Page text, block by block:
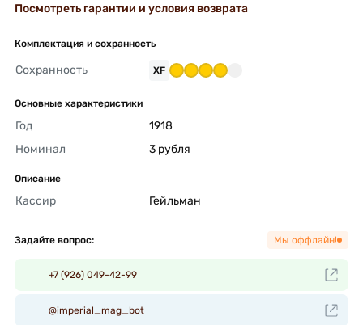
Посмотреть гарантии и условия возврата
Комплектация и сохранность
Сохранность XF
Основные характеристики
Год
1918
Номинал
3 рубля
Описание
Кассир Гейльман
Задайте вопрос: Мы оффлайн!
+7 (926) 049-42-99
@imperial_mag_bot